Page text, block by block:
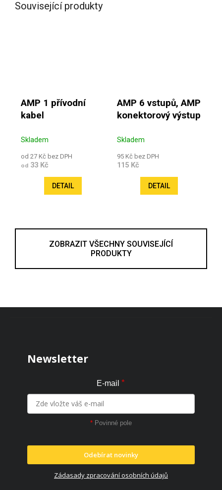
Související produkty
AMP 1 přívodní
kabel
Skladem
od 27 Kč bez DPH
od33 Kč
DETAIL
AMP 6 vstupů, AMP
konektorový výstup
Skladem
95 Kč bez DPH
115 Kč
DETAIL
ZOBRAZIT VŠECHNY SOUVISEJÍCÍ
PRODUKTY
Newsletter
E-mail *
* Povinné pole
Odebírat novinky
Zádasady zpracování osobních údajů